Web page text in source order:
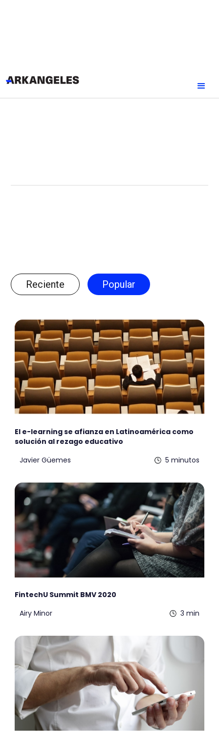
Reciente Popular
El e-learning se afianza en Latinoamérica como
solución al rezago educativo
Javier Güemes
5 minutos
FintechU Summit BMV 2020
Airy Minor
3 min